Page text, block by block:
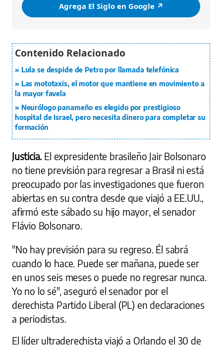
Agrega El Siglo en Google ↗️
Lula se despide de Petro por llamada telefónica
Las mototaxis, el motor que mantiene en movimiento a
la mayor favela
Neurólogo panameño es elegido por prestigioso
hospital de Israel, pero necesita dinero para completar su
formación
Justicia. El expresidente brasileño Jair Bolsonaro
no tiene previsión para regresar a Brasil ni está
preocupado por las investigaciones que fueron
abiertas en su contra desde que viajó a EE.UU.,
afirmó este sábado su hijo mayor, el senador
Flávio Bolsonaro.
"No hay previsión para su regreso. Él sabrá
cuando lo hace. Puede ser mañana, puede ser
en unos seis meses o puede no regresar nunca.
Yo no lo sé", aseguró el senador por el
derechista Partido Liberal (PL) en declaraciones
a periodistas.
El líder ultraderechista viajó a Orlando el 30 de